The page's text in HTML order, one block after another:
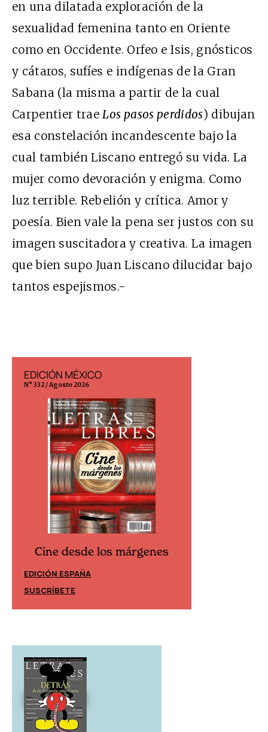
en una dilatada exploración de la
sexualidad femenina tanto en Oriente
como en Occidente. Orfeo e Isis, gnósticos
y cátaros, sufíes e indígenas de la Gran
Sabana (la misma a partir de la cual
Carpentier traeLos pasos perdidos) dibujan
esa constelación incandescente bajo la
cual también Liscano entregó su vida. La
mujer como devoración y enigma. Como
luz terrible. Rebelión y crítica. Amor y
poesía. Bien vale la pena ser justos con su
imagen suscitadora y creativa. La imagen
que bien supo Juan Liscano dilucidar bajo
tantos espejismos.-
EDICIÓN MÉXICO
N° 332 / Agosto 2026
Cine desde los márgenes
EDICIÓN ESPAÑA
SUSCRÍBETE